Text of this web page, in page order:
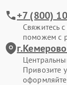
+7 (800)
Свяжитесь
поможем с
Привозите